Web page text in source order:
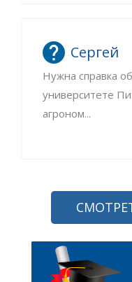
Сергей
Нужна справка
университете
агроном...